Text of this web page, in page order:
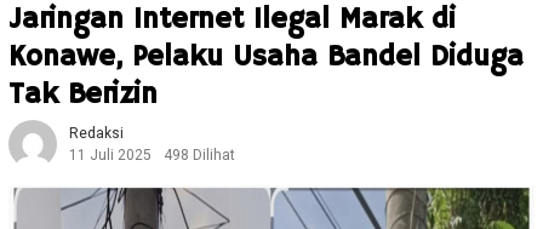
Jaringan Internet Ilegal Marak di
Konawe, Pelaku Usaha Bandel Diduga
Tak Berizin
Redaksi
11 Juli 2025
498 Dilihat